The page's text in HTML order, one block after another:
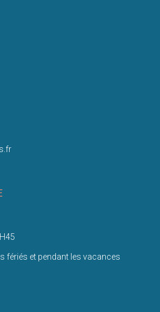
fériés et pendant les vacances